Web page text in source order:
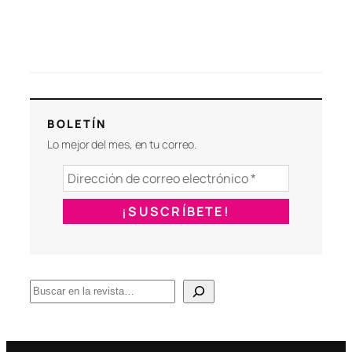
BOLETÍN
Lo mejor del mes, en tu correo.
B
u
c